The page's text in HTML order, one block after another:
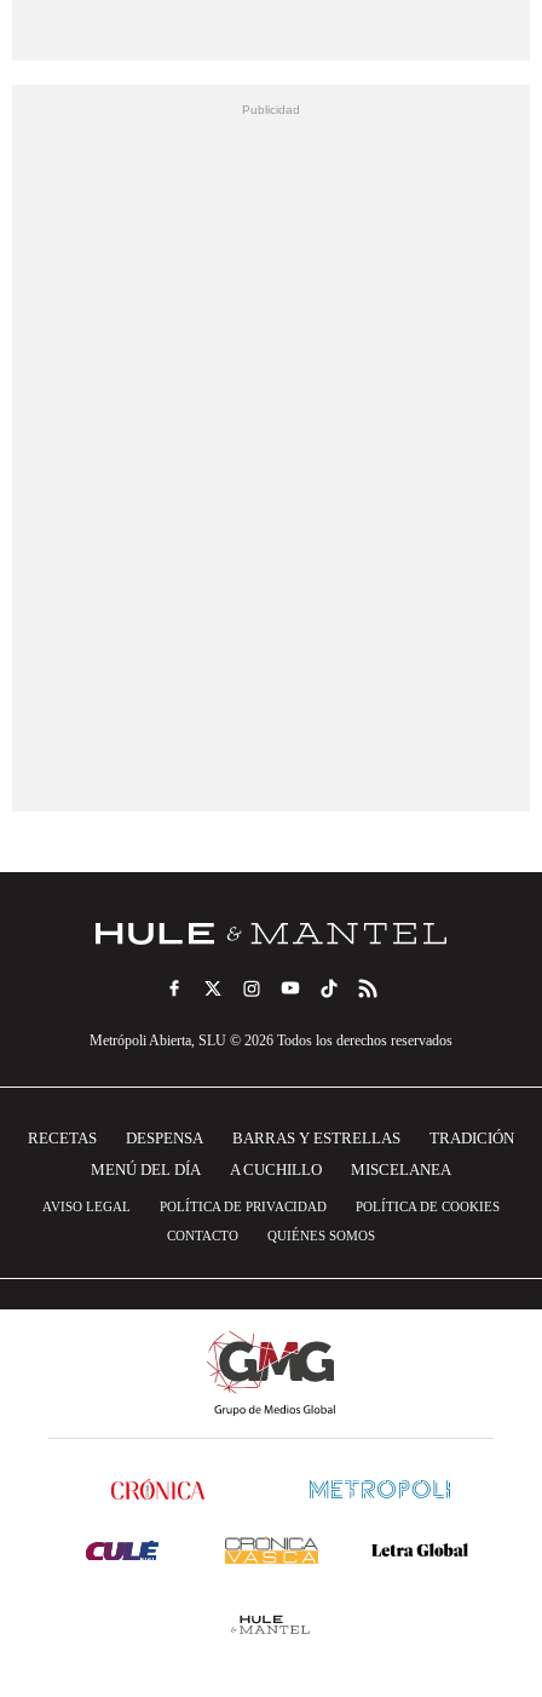
Metrópoli Abierta, SLU © 2026 Todos los derechos reservados
RECETAS DESPENSA BARRAS Y ESTRELLAS
TRADICIÓN
MENÚ DEL DÍA
A CUCHILLO MISCELANEA
AVISO LEGAL POLÍTICA DE PRIVACIDAD
POLÍTICA DE COOKIES
CONTACTO
QUIÉNES SOMOS